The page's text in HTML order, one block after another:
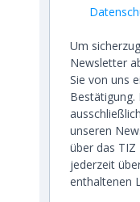
Um
Newsletter
Sie von uns
Bestätigung.
unseren
über das TIZ
jederzeit
enthaltenen